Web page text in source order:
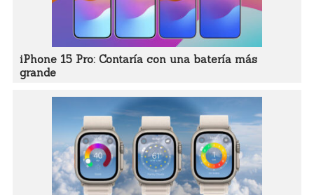
iPhone 15 Pro: Contaría con una batería más
grande